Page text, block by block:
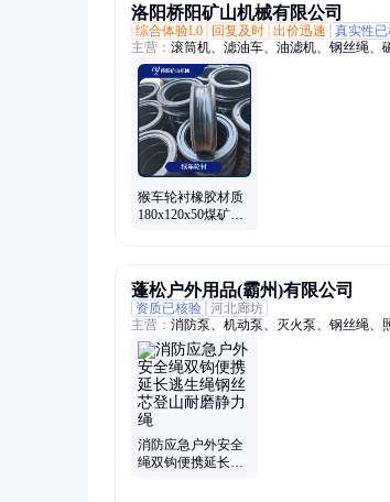
洛阳桥阳矿山机械有限公司
综合体验L0
回复及时 出价迅速 真实性
主营： 滚筒机、滤油车、油滤机、钢丝绳、
磨、胶垫pvc、密封圈、传感器、pvc衬块、
器、胶垫t30、衬垫t30、滤油机、压缩机、
片、聚氨酯、负压力、提升机、卷扬机、高
猴车轮衬橡胶材质
180x120x50煤矿用
蓬松户外用品(霸州)有限公司
资质已核验 河北廊坊
主营： 消防泵、机动泵、灭火泵、钢丝绳、
统
消防应急户外安全
绳双钩便携延长逃